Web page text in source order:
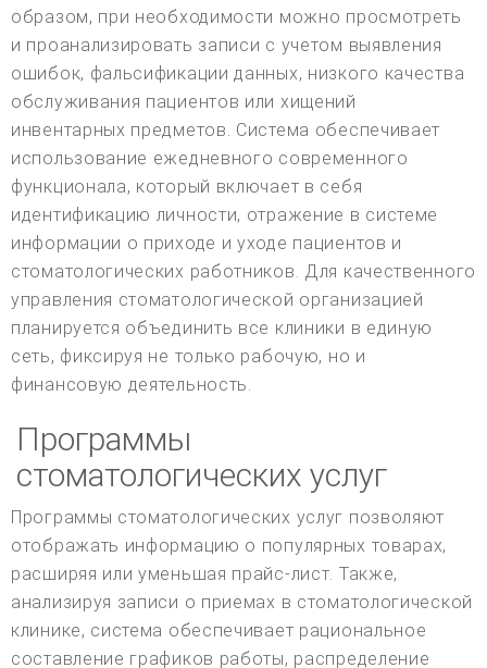
образом, при необходимости можно просмотреть
и проанализировать записи с учетом выявления
ошибок, фальсификации данных, низкого качества
обслуживания пациентов или хищений
инвентарных предметов. Система обеспечивает
использование ежедневного современного
функционала, который включает в себя
идентификацию личности, отражение в системе
информации о приходе и уходе пациентов и
стоматологических работников. Для качественного
управления стоматологической организацией
планируется объединить все клиники в единую
сеть, фиксируя не только рабочую, но и
финансовую деятельность.
Программы
стоматологических услуг
Программы стоматологических услуг позволяют
отображать информацию о популярных товарах,
расширяя или уменьшая прайс-лист. Также,
анализируя записи о приемах в стоматологической
клинике, система обеспечивает рациональное
составление графиков работы, распределение